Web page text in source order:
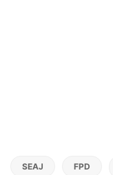
SEAJ FPD